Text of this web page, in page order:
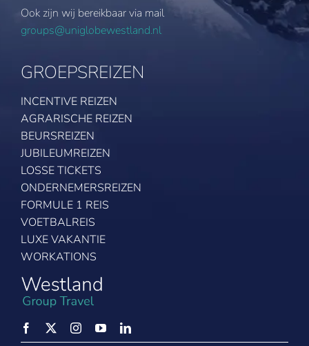
Ook zijn wij bereikbaar via mail
groups@uniglobewestland.nl
GROEPSREIZEN
INCENTIVE REIZEN
AGRARISCHE REIZEN
BEURSREIZEN
JUBILEUMREIZEN
LOSSE TICKETS
ONDERNEMERSREIZEN
FORMULE 1 REIS
VOETBALREIS
LUXE VAKANTIE
WORKATIONS